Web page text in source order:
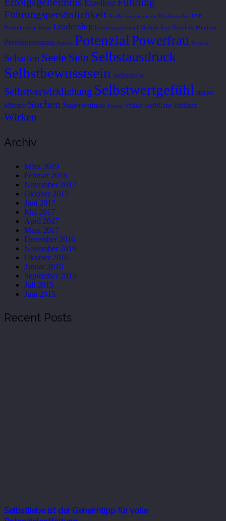
Exzellenz
Führungspersönlichkeit Größe herzensvision Hochsensibel HSP
Persönlichkeit Krise Leadership Leistungspotenzial Mediale Sein Botschaft Mindshit
Perfektionismus Potenz Potenzial Powerfrau Präsenz
Schatten Seele Sein Selbstausdruck
Selbstbewusstsein Selbstliebe
Selbstverwirklichung Selbstwertgefühl starke
Männer Suchen Superwoman Traum Vision weibliche Brillanz
Wirken
Archiv
März 2019
Februar 2018
November 2017
Oktober 2017
Juni 2017
Mai 2017
April 2017
März 2017
Dezember 2016
November 2016
Oktober 2016
Januar 2016
September 2015
Juli 2015
Juni 2015
Recent Posts
Selbstliebe ist der Geheimtipp für volle